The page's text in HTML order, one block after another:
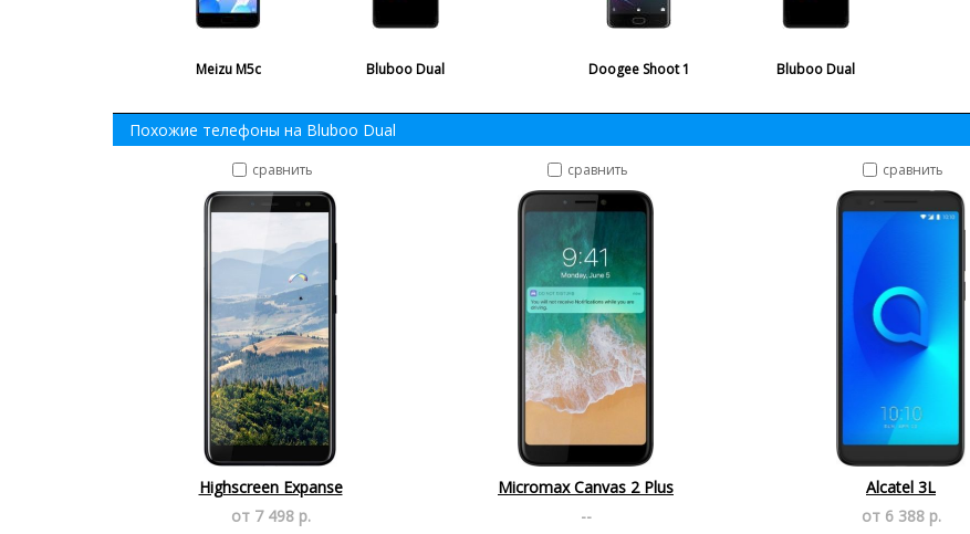
Meizu M5c Bluboo Dual Doogee Shoot 1 Bluboo Dual
Похожие телефоны на Bluboo Dual
сравнить
Highscreen Expanse
от 7 498 р.
сравнить
Micromax Canvas 2 Plus
--
сравнить
Alcatel 3L
от 6 388 р.